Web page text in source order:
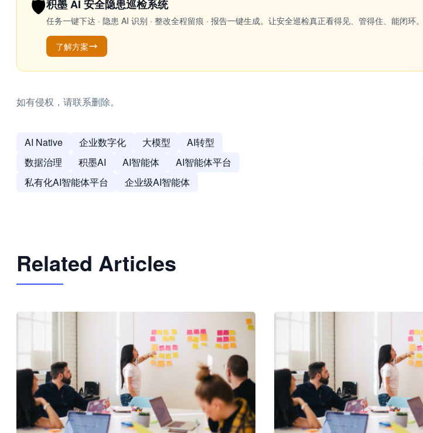
🛡️积墨 AI 安全隐患巡检系统
任务一键下达 · 隐患 AI 识别 · 整改全程留痕 · 报告一键生成。让安全巡检真正看得见、管得住、能闭环。
了解方案
如有侵权，请联系删除。
AI Native 企业数字化 大模型
AI转型
数据治理
积墨AI AI智能体
AI智能体平台
私有化AI智能体平台
企业级AI智能体
Related Articles